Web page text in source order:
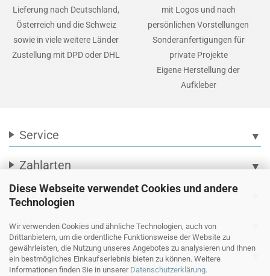
Diese Webseite verwendet Cookies und andere
Technologien
Wir verwenden Cookies und ähnliche Technologien, auch von
Drittanbietern, um die ordentliche Funktionsweise der Website zu
gewährleisten, die Nutzung unseres Angebotes zu analysieren und Ihnen
ein bestmögliches Einkaufserlebnis bieten zu können. Weitere
Informationen finden Sie in unserer Datenschutzerklärung.
Lieferung nach Deutschland,
Österreich und die Schweiz
sowie in viele weitere Länder
Zustellung mit DPD oder DHL
mit Logos und nach
persönlichen Vorstellungen
Sonderanfertigungen für
private Projekte
Eigene Herstellung der
Aufkleber
Service ▼
Zahlarten ▼
Social Media
Wir versenden mit
Ihre persönliche Seite